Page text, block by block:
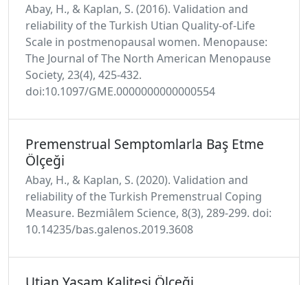
Abay, H., & Kaplan, S. (2016). Validation and
reliability of the Turkish Utian Quality-of-Life
Scale in postmenopausal women. Menopause:
The Journal of The North American Menopause
Society, 23(4), 425-432.
doi:10.1097/GME.0000000000000554
Premenstrual Semptomlarla Baş Etme
Ölçeği
Abay, H., & Kaplan, S. (2020). Validation and
reliability of the Turkish Premenstrual Coping
Measure. Bezmiâlem Science, 8(3), 289-299. doi:
10.14235/bas.galenos.2019.3608